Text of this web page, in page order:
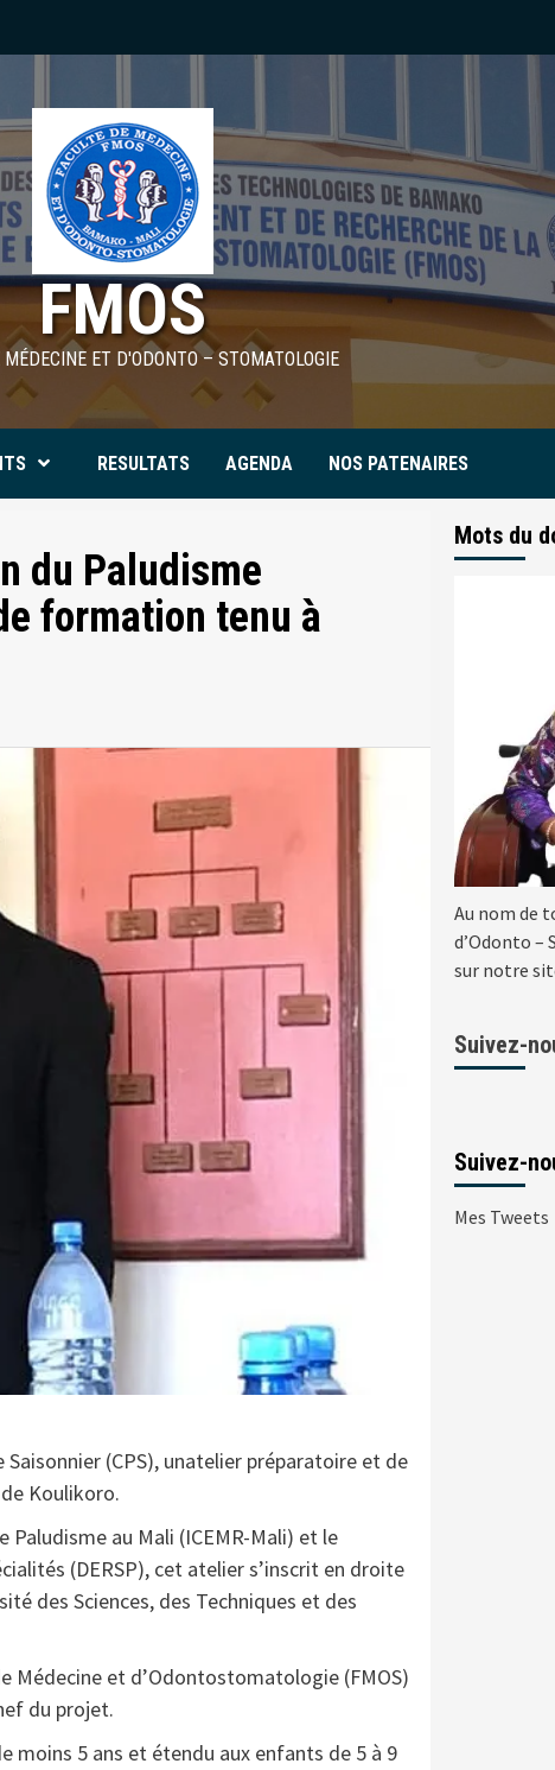
FMOS
MÉDECINE ET D'ODONTO – STOMATOLOGIE
RESULTATS AGENDA NOS PATENAIRES
du Paludisme
formation tenu à
(CPS), unatelier préparatoire et de
Koulikoro.
Paludisme au Mali (ICEMR-Mali) et le
(DERSP), cet atelier s’inscrit en droite
des Sciences, des Techniques et des
Médecine et d’Odontostomatologie (FMOS)
du projet.
moins 5 ans et étendu aux enfants de 5 à 9
Mots du
Au nom de
d’Odonto –
sur notre
Suivez-
Suivez-
Mes Tweets